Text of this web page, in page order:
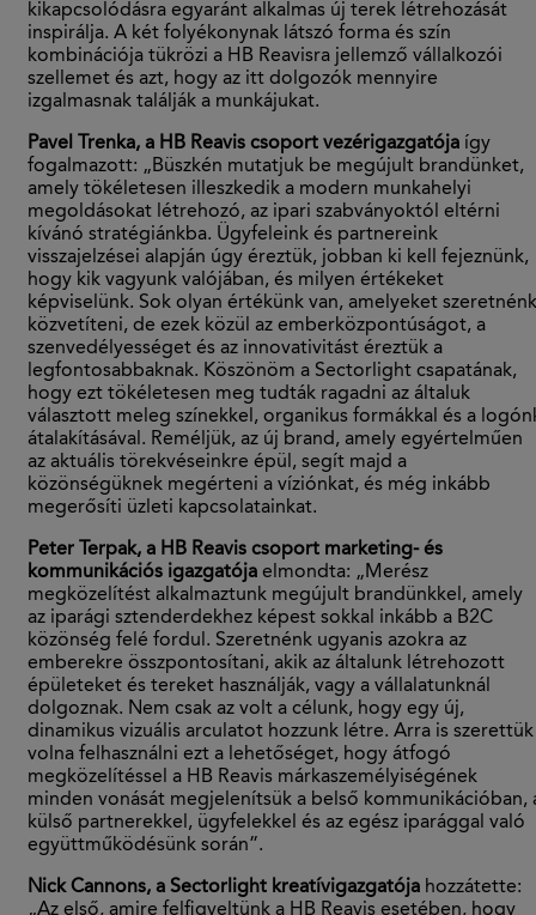
kikapcsolódásra egyaránt alkalmas új terek létrehozását
inspirálja. A két folyékonynak látszó forma és szín
kombinációja tükrözi a HB Reavisra jellemző vállalkozói
szellemet és azt, hogy az itt dolgozók mennyire
izgalmasnak találják a munkájukat.
Pavel Trenka, a HB Reavis csoport vezérigazgatója így
fogalmazott: „Büszkén mutatjuk be megújult brandünket,
amely tökéletesen illeszkedik a modern munkahelyi
megoldásokat létrehozó, az ipari szabványoktól eltérni
kívánó stratégiánkba. Ügyfeleink és partnereink
visszajelzései alapján úgy éreztük, jobban ki kell fejeznünk,
hogy kik vagyunk valójában, és milyen értékeket
képviselünk. Sok olyan értékünk van, amelyeket szeretnénk
közvetíteni, de ezek közül az emberközpontúságot, a
szenvedélyességet és az innovativitást éreztük a
legfontosabbaknak. Köszönöm a Sectorlight csapatának,
hogy ezt tökéletesen meg tudták ragadni az általuk
választott meleg színekkel, organikus formákkal és a
átalakításával. Reméljük, az új brand, amely egyértelműen
az aktuális törekvéseinkre épül, segít majd a
közönségüknek megérteni a víziónkat, és még inkább
megerősíti üzleti kapcsolatainkat.
Peter Terpak, a HB Reavis csoport marketing- és
kommunikációs igazgatója elmondta: „Merész
megközelítést alkalmaztunk megújult brandünkkel, amely
az iparági sztenderdekhez képest sokkal inkább a B2C
közönség felé fordul. Szeretnénk ugyanis azokra az
emberekre összpontosítani, akik az általunk létrehozott
épületeket és tereket használják, vagy a vállalatunknál
dolgoznak. Nem csak az volt a célunk, hogy egy új,
dinamikus vizuális arculatot hozzunk létre. Arra is szerettük
volna felhasználni ezt a lehetőséget, hogy átfogó
megközelítéssel a HB Reavis márkaszemélyiségének
minden vonását megjelenítsük a belső kommunikációban,
külső partnerekkel, ügyfelekkel és az egész iparággal való
együttműködésünk során”.
Nick Cannons, a Sectorlight kreatívigazgatója hozzátette:
„Az első, amire felfigyeltünk a HB Reavis esetében, hogy